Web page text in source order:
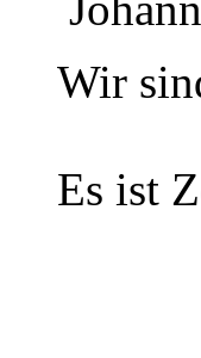
Wir
Es ist